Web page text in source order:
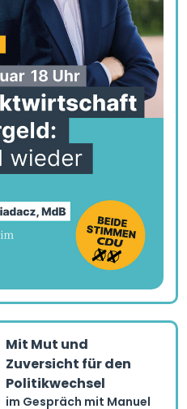
Mit Mut und
Zuversicht für den
Politikwechsel
im Gespräch mit Manuel